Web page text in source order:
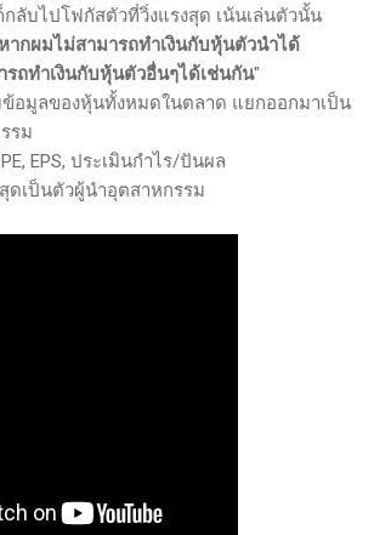
ลับไปโฟกัสตัวที่วิ่งแรงสุด เน้นเล่นตัวนั้น
หากผมไม่สามารถทำเงินกับหุ้นตัวนำได้
ถทำเงินกับหุ้นตัวอื่นๆได้เช่นกัน"
ข้อมูลของหุ้นทั้งหมดในตลาด แยกออกมาเป็น
รม
EPS, ประเมินกำไร/ปันผล
เป็นตัวผู้นำอุตสาหกรรม